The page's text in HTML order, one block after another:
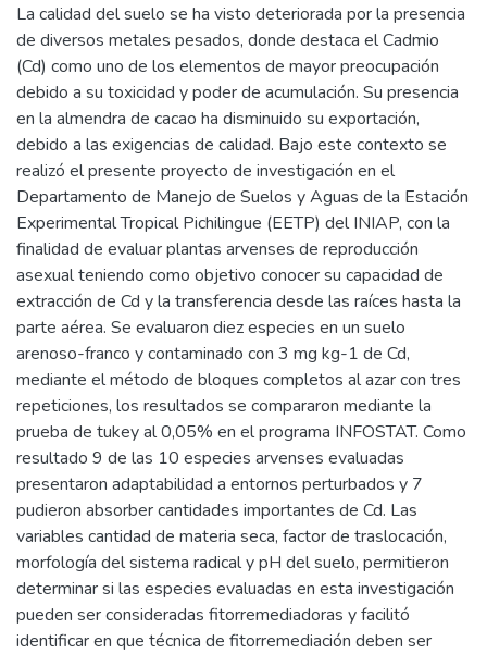
La calidad del suelo se ha visto deteriorada por la presencia
de diversos metales pesados, donde destaca el Cadmio
(Cd) como uno de los elementos de mayor preocupación
debido a su toxicidad y poder de acumulación. Su presencia
en la almendra de cacao ha disminuido su exportación,
debido a las exigencias de calidad. Bajo este contexto se
realizó el presente proyecto de investigación en el
Departamento de Manejo de Suelos y Aguas de la Estación
Experimental Tropical Pichilingue (EETP) del INIAP, con la
finalidad de evaluar plantas arvenses de reproducción
asexual teniendo como objetivo conocer su capacidad de
extracción de Cd y la transferencia desde las raíces hasta la
parte aérea. Se evaluaron diez especies en un suelo
arenoso-franco y contaminado con 3 mg kg-1 de Cd,
mediante el método de bloques completos al azar con tres
repeticiones, los resultados se compararon mediante la
prueba de tukey al 0,05% en el programa INFOSTAT. Como
resultado 9 de las 10 especies arvenses evaluadas
presentaron adaptabilidad a entornos perturbados y 7
pudieron absorber cantidades importantes de Cd. Las
variables cantidad de materia seca, factor de traslocación,
morfología del sistema radical y pH del suelo, permitieron
determinar si las especies evaluadas en esta investigación
pueden ser consideradas fitorremediadoras y facilitó
identificar en que técnica de fitorremediación deben ser